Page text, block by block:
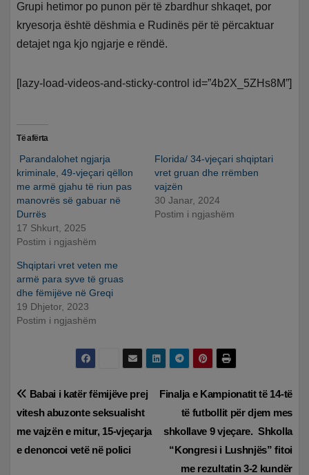
Grupi hetimor po punon për të zbardhur shkaqet, por
kryesorja është dëshmia e Rudinës për të përcaktuar
detajet nga kjo ngjarje e rëndë.
[lazy-load-videos-and-sticky-control id=”4b2X_5ZHs8M”]
Të afërta
Parandalohet ngjarja
kriminale, 49-vjeçari qëllon
me armë gjahu të riun pas
manovrës së gabuar në
Durrës
17 Shkurt, 2025
Postim i ngjashëm
Florida/ 34-vjeçari shqiptari
vret gruan dhe rrëmben
vajzën
30 Janar, 2024
Postim i ngjashëm
Shqiptari vret veten me
armë para syve të gruas
dhe fëmijëve në Greqi
19 Dhjetor, 2023
Postim i ngjashëm
Lëvizje
te
postimet
Finalja e Kampionatit të 14-të
të futbollit për djem mes
shkollave 9 vjeçare. Shkolla
“Kongresi i Lushnjës” fitoi
me rezultatin 3-2 kundër
Babai i katër fëmijëve prej
vitesh abuzonte seksualisht
me vajzën e mitur, 15-vjeçarja
e denoncoi vetë në polici